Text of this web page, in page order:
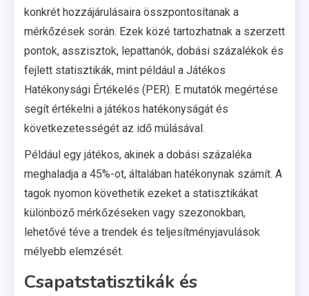
konkrét hozzájárulásaira összpontosítanak a
mérkőzések során. Ezek közé tartozhatnak a szerzett
pontok, asszisztok, lepattanók, dobási százalékok és
fejlett statisztikák, mint például a Játékos
Hatékonysági Értékelés (PER). E mutatók megértése
segít értékelni a játékos hatékonyságát és
következetességét az idő múlásával.
Például egy játékos, akinek a dobási százaléka
meghaladja a 45%-ot, általában hatékonynak számít. A
tagok nyomon követhetik ezeket a statisztikákat
különböző mérkőzéseken vagy szezonokban,
lehetővé téve a trendek és teljesítményjavulások
mélyebb elemzését.
Csapatstatisztikák és